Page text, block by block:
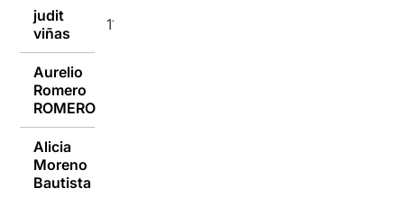
judit
viñas
11/01/2016
Aurelio
Romero
ROMERO
Alicia
Moreno
Bautista